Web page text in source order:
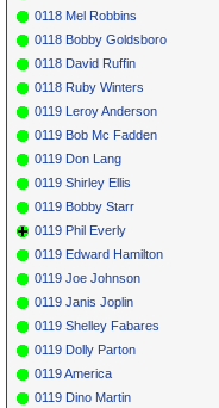
0118 Mel Robbins
0118 Bobby Goldsboro
0118 David Ruffin
0118 Ruby Winters
0119 Leroy Anderson
0119 Bob Mc Fadden
0119 Don Lang
0119 Shirley Ellis
0119 Bobby Starr
0119 Phil Everly
0119 Edward Hamilton
0119 Joe Johnson
0119 Janis Joplin
0119 Shelley Fabares
0119 Dolly Parton
0119 America
0119 Dino Martin